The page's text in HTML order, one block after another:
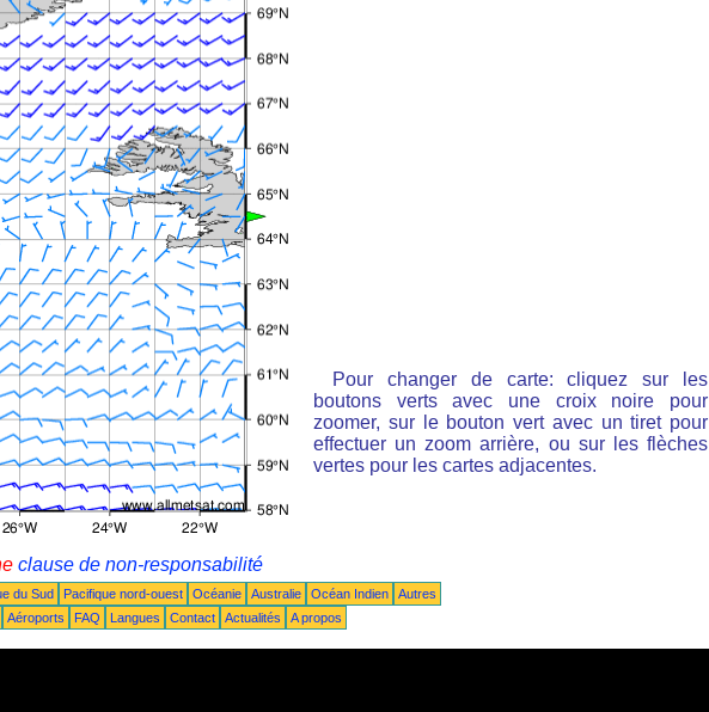
Pour changer de carte: cliquez sur les
boutons verts avec une croix noire pour
zoomer, sur le bouton vert avec un tiret pour
effectuer un zoom arrière, ou sur les flèches
vertes pour les cartes adjacentes.
clause de non-responsabilité
du Sud Pacifique nord-ouest Océanie Australie Océan Indien
Autres
Aéroports FAQ Langues Contact Actualités A propos